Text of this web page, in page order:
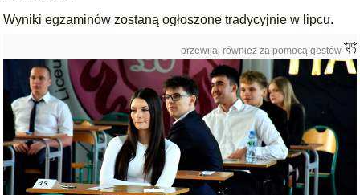
Wyniki egzaminów zostaną ogłoszone tradycyjnie w lipcu.
przewijaj również za pomocą gestów